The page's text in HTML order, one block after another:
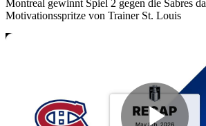
Montreal gewinnt Spiel 2 gegen die Sabres
Motivationsspritze von Trainer St. Louis